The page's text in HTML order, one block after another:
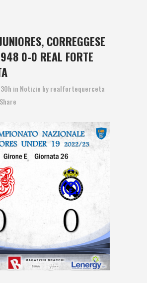
CORREGGESE
0-0 REAL FORTE
in Notizie byrealfortequerceta
Share